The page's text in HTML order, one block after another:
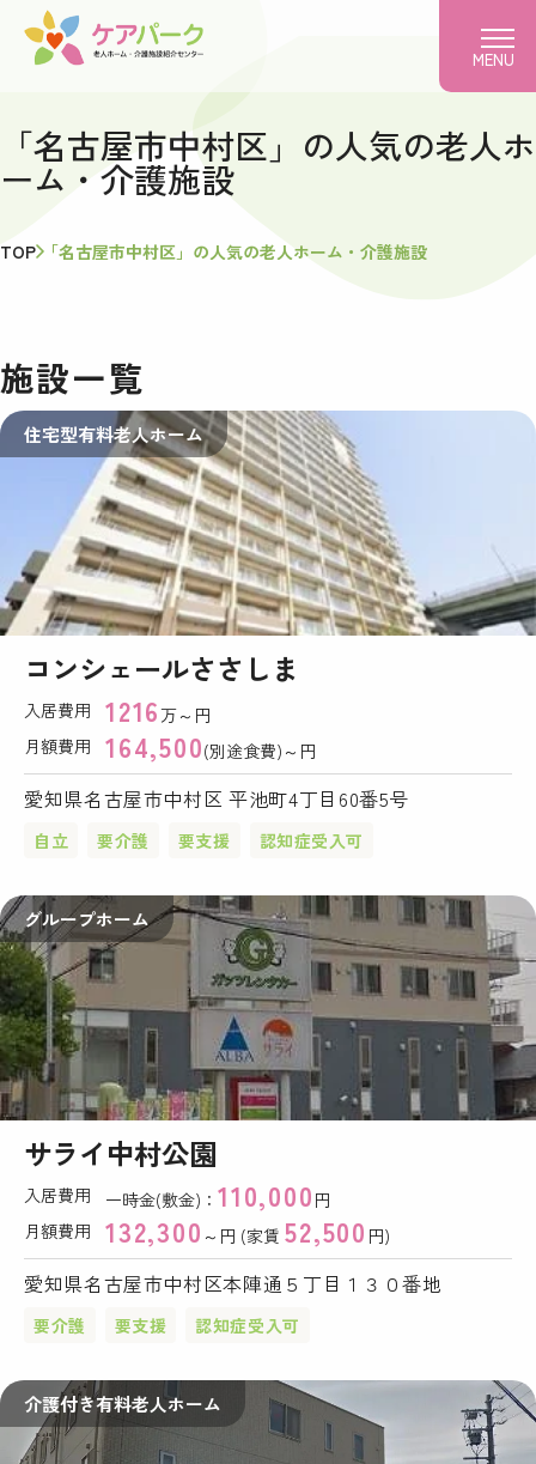
MENU
「名古屋市中村区」の人気の老人ホ
ーム・介護施設
TOP 「名古屋市中村区」の人気の老人ホーム・介護施設
施設一覧
住宅型有料老人ホーム
コンシェールささしま
入居費用 1216万～円
月額費用
164,500(別途食費)～円
愛知県名古屋市中村区 平池町4丁目60番5号
自立 要介護 要支援 認知症受入可
グループホーム
サライ中村公園
入居費用 一時金(敷金)： 110,000 円
月額費用
132,300 ～円 (家賃52,500 円)
愛知県名古屋市中村区本陣通５丁目１３０番地
要介護 要支援 認知症受入可
介護付き有料老人ホーム